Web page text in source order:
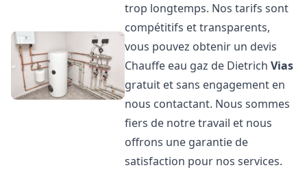
trop longtemps. Nos tarifs sont
compétitifs et transparents,
vous pouvez obtenir un devis
Chauffe eau gaz de DietrichVias
gratuit et sans engagement en
nous contactant. Nous sommes
fiers de notre travail et nous
offrons une garantie de
satisfaction pour nos services.